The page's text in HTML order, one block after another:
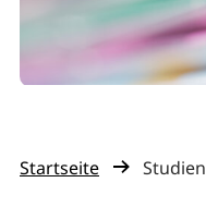
Startseite Studien